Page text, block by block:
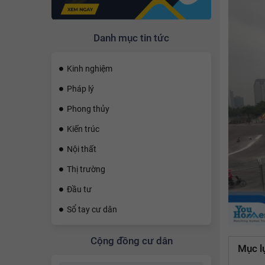
Danh mục tin tức
Kinh nghiệm
Pháp lý
Phong thủy
Kiến trúc
Nội thất
Thị trường
Đầu tư
Sổ tay cư dân
Cộng đồng cư dân
Mục